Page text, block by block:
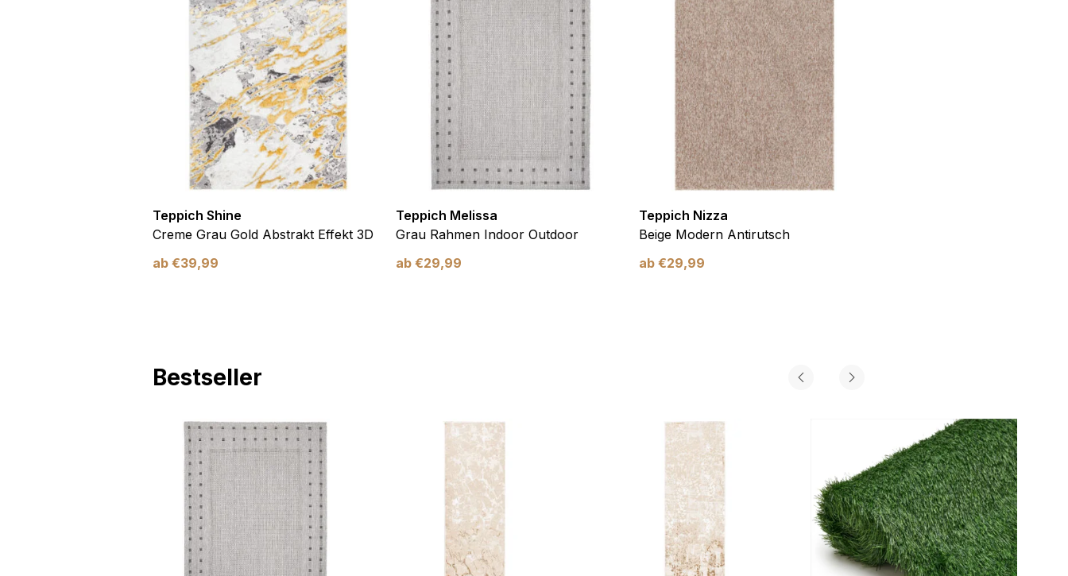
Teppich Shine
Creme Grau Gold Abstrakt Effekt 3D
ab €39,99
Teppich Melissa
Grau Rahmen Indoor Outdoor
ab €29,99
Teppich Nizza
Beige Modern Antirutsch
ab €29,99
Bestseller
Statistik-Cookies helfen Website-Betreibern zu verstehen, wie sich verschiedene Benutzer auf der Website verhalten,
indem sie anonyme Informationen sammeln und melden.
Marketing
Marketing-Cookies werden verwendet, um Benutzer über Websites hinweg zu verfolgen. Das Ziel ist es, Anzeigen
anzuzeigen, die für den einzelnen Benutzer relevant und ansprechend sind und somit wertvoller für Herausgeber und
Werbetreibende Dritter sind.
Nicht kategorisiert.
Andere nicht kategorisierte Cookies sind solche, die analysiert werden und noch keiner Kategorie zugeordnet wurden.
Meine Einstellungen speichern